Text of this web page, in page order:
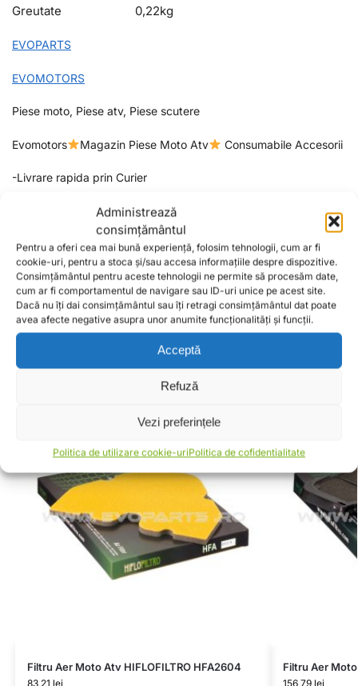
Administrează
consimțământul
Pentru a oferi cea mai bună experiență, folosim tehnologii, cum ar fi
cookie-uri, pentru a stoca și/sau accesa informațiile despre dispozitive.
Consimțământul pentru aceste tehnologii ne permite să procesăm date,
cum ar fi comportamentul de navigare sau ID-uri unice pe acest site.
Dacă nu îți dai consimțământul sau îți retragi consimțământul dat poate
avea afecte negative asupra unor anumite funcționalități și funcții.
Acceptă
Refuză
Vezi preferințele
Politica de utilizare cookie-uriPolitica de cofidentialitate
Greutate
0,22kg
EVOPARTS
EVOMOTORS
Piese moto, Piese atv, Piese scutere
Evomotors Magazin Piese Moto Atv Consumabile Accesorii
-Livrare rapida prin Curier
-Plata securizata cu cardul prin Stripe,Ramburs la Livrare sau
Virament bancar
Cod Produs: LS-217
Categorii: Cablu Ambreiaj , MOTO
Etichete: 650,ambreiaj,cablu,LS217,moto,SUZUKISV
Produse similare
Filtru Aer Moto Atv HIFLOFILTRO HFA2604
83,21 lei
Filtru Aer
156,79 lei